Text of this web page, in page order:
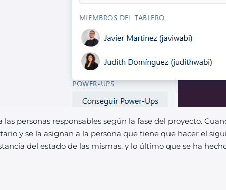
personas responsables según la fase del proyecto.
y se la asignan a la persona que tiene que hacer el
del estado de las mismas, y lo último que se ha